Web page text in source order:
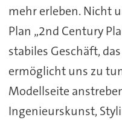
mehr erleben. Nicht
Plan „2nd Century
stabiles Geschäft,
ermöglicht uns zu
Modellseite
Ingenieurskunst,